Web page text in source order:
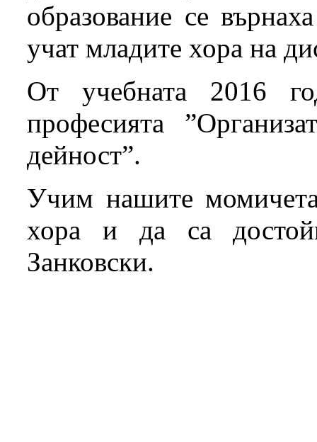
образование се
учат младите хора на
От учебната 2016
професията
дейност”.
Учим нашите
хора и да са
Занковски.